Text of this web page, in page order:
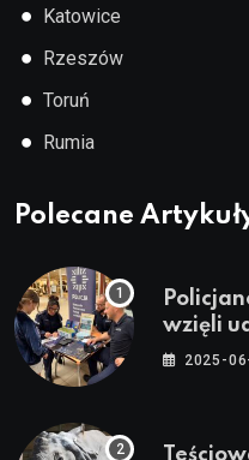
● Katowice
● Rzeszów
● Toruń
● Rumia
Polecane
wzięli
2025-